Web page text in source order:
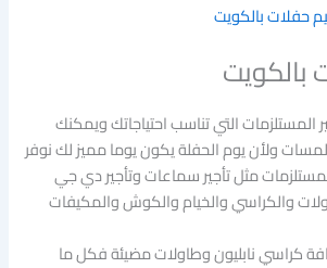
حفلات بالكويت
المستلزمات التي تناسب احتياجاتك ويمكنك
ولأن يوم الحفلة يكون يوما مميز لك نوفر
مثل تأجير سماعات وتأجير دي جي
والكراسي والخيام والكوش والمكيفات
كراسي نابليون وطاولات مضيئة فكل ما